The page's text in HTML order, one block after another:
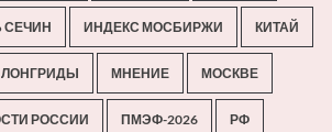
СЕЧИН ИНДЕКС МОСБИРЖИ КИТАЙ
ЛОНГРИДЫ МНЕНИЕ МОСКВЕ
РОССИИ ПМЭФ-2026 РФ